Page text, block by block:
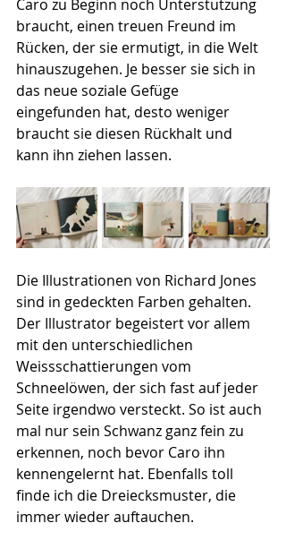
Caro zu Beginn noch Unterstützung
braucht, einen treuen Freund im
Rücken, der sie ermutigt, in die Welt
hinauszugehen. Je besser sie sich in
das neue soziale Gefüge
eingefunden hat, desto weniger
braucht sie diesen Rückhalt und
kann ihn ziehen lassen.
Die Illustrationen von Richard Jones
sind in gedeckten Farben gehalten.
Der Illustrator begeistert vor allem
mit den unterschiedlichen
Weissschattierungen vom
Schneelöwen, der sich fast auf jeder
Seite irgendwo versteckt. So ist auch
mal nur sein Schwanz ganz fein zu
erkennen, noch bevor Caro ihn
kennengelernt hat. Ebenfalls toll
finde ich die Dreiecksmuster, die
immer wieder auftauchen.